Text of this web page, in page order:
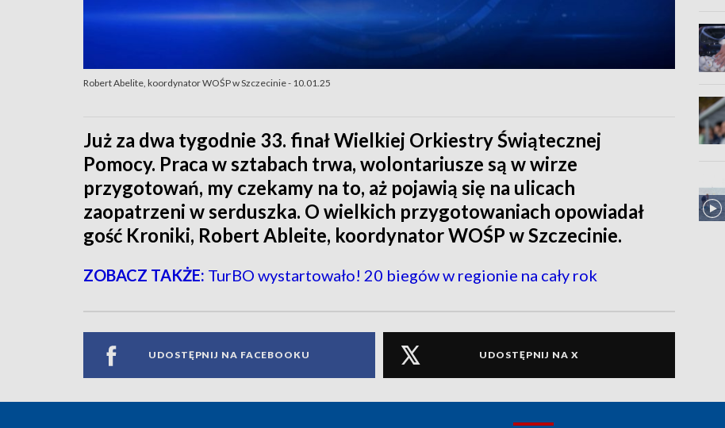
Robert Abelite, koordynator WOŚP w Szczecinie - 10.01.25
Już za dwa tygodnie 33. finał Wielkiej Orkiestry Świątecznej
Pomocy. Praca w sztabach trwa, wolontariusze są w wirze
przygotowań, my czekamy na to, aż pojawią się na ulicach
zaopatrzeni w serduszka. O wielkich przygotowaniach opowiadał
gość Kroniki, Robert Ableite, koordynator WOŚP w Szczecinie.
ZOBACZ TAKŻE: TurBO wystartowało! 20 biegów w regionie na cały rok
UDOSTĘPNIJ NA FACEBOOKU UDOSTĘPNIJ NA X